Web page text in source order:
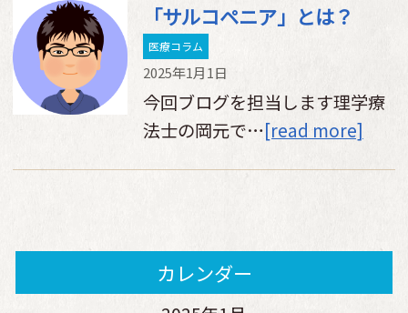
「サルコペニア」とは？
医療コラム
2025年1月1日
今回ブログを担当します理学療
法士の岡元で…[read more]
カレンダー